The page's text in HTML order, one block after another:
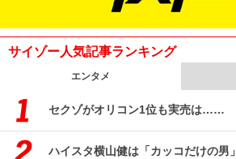
サイゾー人気記事ランキング
エンタメ
セクゾがオリコン1位も実売は……
ハイスタ横山健は「カッコだけの男」